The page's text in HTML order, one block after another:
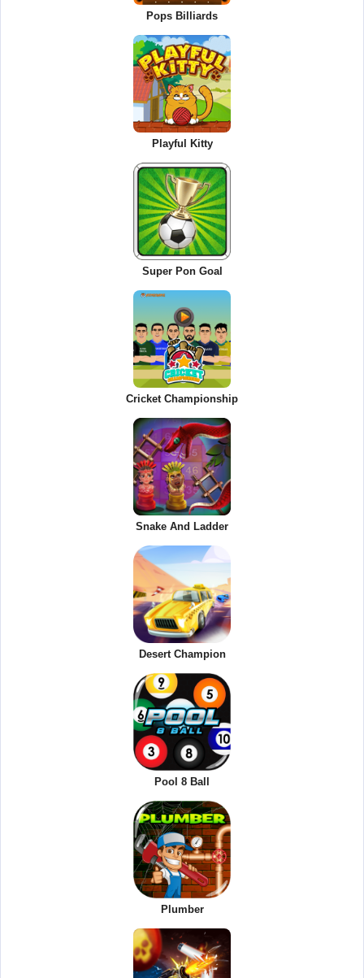
Pops Billiards
Playful Kitty
Super Pon Goal
Cricket Championship
Snake And Ladder
Desert Champion
Pool 8 Ball
Plumber